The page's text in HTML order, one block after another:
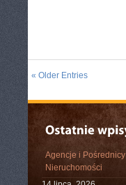
« Older Entries
Agencje i Pośrednicy
Nieruchomości